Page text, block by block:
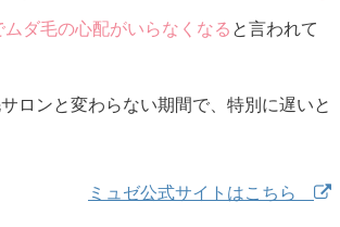
ダ毛の心配がいらなくなる と言われて
ロンと変わらない期間で、特別に遅いと
ミュゼ公式サイトはこちら